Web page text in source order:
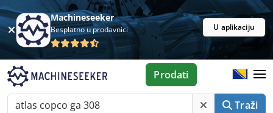
Machineseeker
Besplatno u prodavnici U aplikaciju
Traži
Prodati